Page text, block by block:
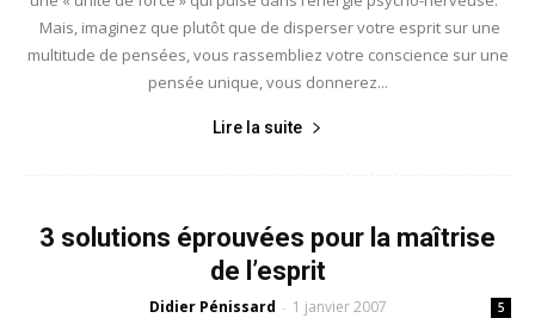
Mais, imaginez que plutôt que de disperser votre esprit sur une
multitude de pensées, vous rassembliez votre conscience sur une
pensée unique, vous donnerez...
Lire la suite
3 solutions éprouvées pour la maîtrise
de l’esprit
Didier Pénissard - 1 janvier 2007 5